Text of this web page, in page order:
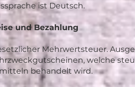
ist Deutsch.
und Bezahlung
Mehrwertsteuer.
welche
behandelt wird.